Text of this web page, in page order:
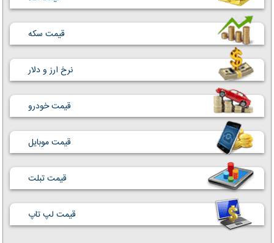
قیمت سکه
نرخ ارز و دلار
قیمت خودرو
قیمت موبایل
قیمت تبلت
قیمت لپ تاپ